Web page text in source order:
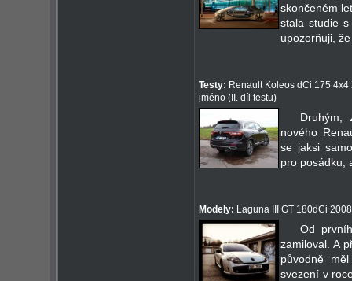
skončeném
stala studie s
upozorňuji,
Testy: Renault Koleos dCi 175
jméno (II. díl testu)
Druhým,
nového
se jaksi
pro posádku,
Modely: Laguna III GT 180dCi 2008
Od
zamiloval. A
původně
svezení v